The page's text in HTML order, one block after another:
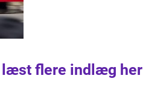
læst flere indlæg her